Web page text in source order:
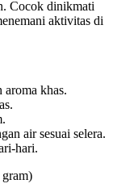
Cocok dinikmati
aktivitas di
aroma khas.
air sesuai selera.
hari.